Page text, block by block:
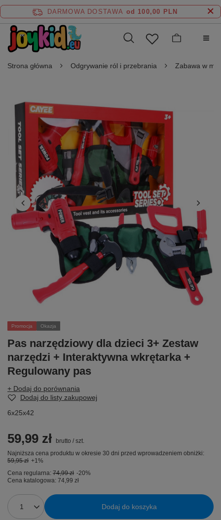
DARMOWA DOSTAWA od 100,00 PLN
Strona główna Odgrywanie ról i przebrania Zabawa w
Promocja Okazja
Pas narzędziowy dla dzieci 3+ Zestaw
narzędzi + Interaktywna wkrętarka +
Regulowany pas
+ Dodaj do porównania
Dodaj do listy zakupowej
6x25x42
59,99 zł brutto / szt.
Najniższa cena produktu w okresie 30 dni przed wprowadzeniem obniżki:
59,95 zł +1%
Cena regularna: 74,99 zł -20%
Cena katalogowa: 74,99 zł
Dodaj do koszyka